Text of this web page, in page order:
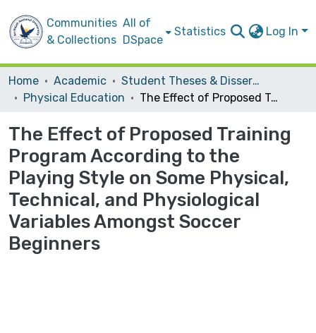
Communities
& Collections
All of
DSpace
Statistics Log In
Home Academic
Student Theses & Dissertations
Physical Education
The Effect of Proposed Training Program According to the Playing Style on Some Physical, Technical, and Physiological Variables Amongst Soccer Beginners
The Effect of Proposed Training
Program According to the
Playing Style on Some Physical,
Technical, and Physiological
Variables Amongst Soccer
Beginners